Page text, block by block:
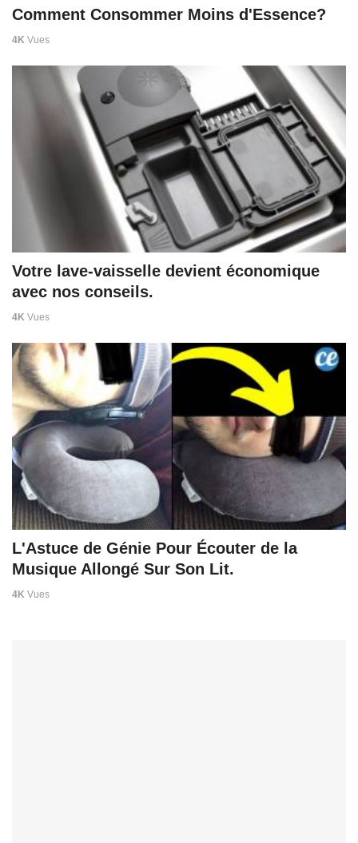
Comment Consommer Moins d'Essence?
4K Vues
Votre lave-vaisselle devient économique
avec nos conseils.
4K Vues
L'Astuce de Génie Pour Écouter de la
Musique Allongé Sur Son Lit.
4K Vues